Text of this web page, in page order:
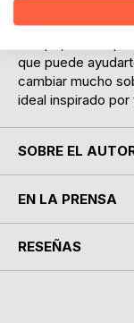
Dan Hild,
que puede
cambiar mucho
ideal inspirado
SOBRE EL
EN LA PRENSA
RESEÑAS